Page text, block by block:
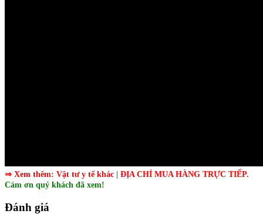
⇒ Xem thêm: Vật tư y tế khác | ĐỊA CHỈ MUA HÀNG TRỰC TIẾP.
Cám ơn quý khách đã xem!
Đánh giá